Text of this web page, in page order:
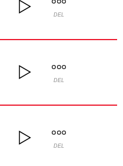
DEL
DEL
DEL